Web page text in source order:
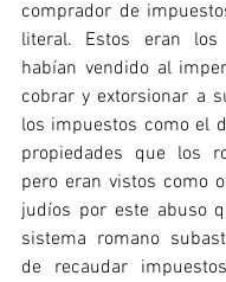
comprador de
literal. Estos eran
habían vendido al
cobrar y extorsionar a
los impuestos como el
propiedades que los
pero eran vistos como
judíos por este abuso
sistema romano
de recaudar